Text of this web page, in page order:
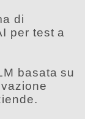
di
per test a
basata su